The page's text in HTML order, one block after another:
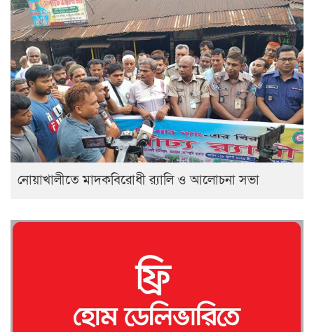
নোয়াখালীতে মাদকবিরোধী র‍্যালি ও আলোচনা সভা